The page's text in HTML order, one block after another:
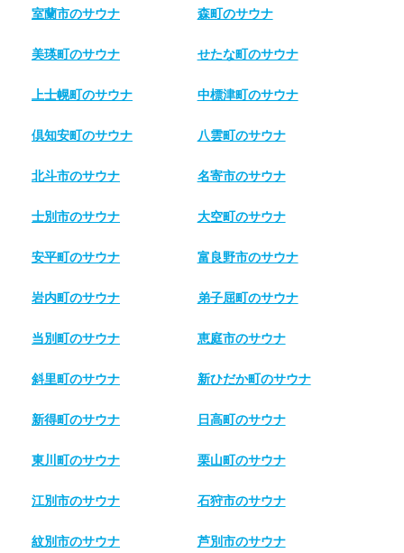
室蘭市のサウナ 森町のサウナ
美瑛町のサウナ せたな町のサウナ
上士幌町のサウナ 中標津町のサウナ
倶知安町のサウナ 八雲町のサウナ
北斗市のサウナ 名寄市のサウナ
士別市のサウナ 大空町のサウナ
安平町のサウナ 富良野市のサウナ
岩内町のサウナ 弟子屈町のサウナ
当別町のサウナ 恵庭市のサウナ
斜里町のサウナ 新ひだか町のサウナ
新得町のサウナ 日高町のサウナ
東川町のサウナ 栗山町のサウナ
江別市のサウナ 石狩市のサウナ
紋別市のサウナ 芦別市のサウナ